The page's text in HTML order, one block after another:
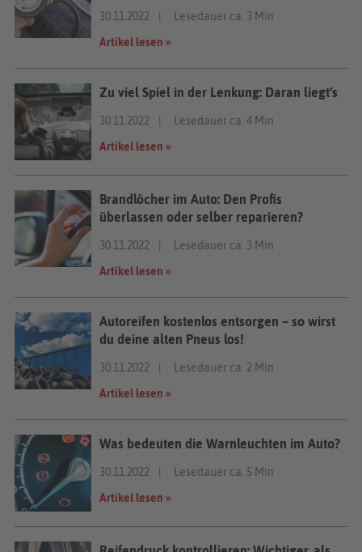
30.11.2022
Lesedauer ca. 3 Min
Artikel lesen »
Zu viel Spiel in der Lenkung: Daran liegt‘s
30.11.2022
Lesedauer ca. 4 Min
Artikel lesen »
Brandlöcher im Auto: Den Profis
überlassen oder selber reparieren?
30.11.2022
Lesedauer ca. 3 Min
Artikel lesen »
Autoreifen kostenlos entsorgen – so wirst
du deine alten Pneus los!
30.11.2022
Lesedauer ca. 2 Min
Artikel lesen »
Was bedeuten die Warnleuchten im Auto?
30.11.2022
Lesedauer ca. 5 Min
Artikel lesen »